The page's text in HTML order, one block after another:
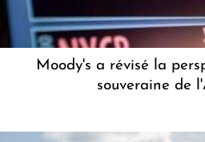
Moody's a révisé la
souveraine de